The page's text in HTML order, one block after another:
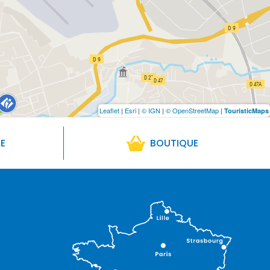
Leaflet | Esri | © IGN | © OpenStreetMap | TouristicMaps
BOUTIQUE